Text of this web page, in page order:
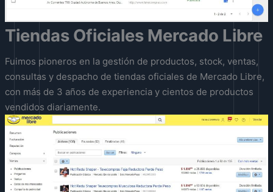
Tiendas Oficiales Mercado Libre
Fuimos pioneros en la gestión de productos, stock, ventas,
consultas y despacho de tiendas oficiales de Mercado Libre,
con más de 3 años de experiencia y cientos de productos
vendidos diariamente.